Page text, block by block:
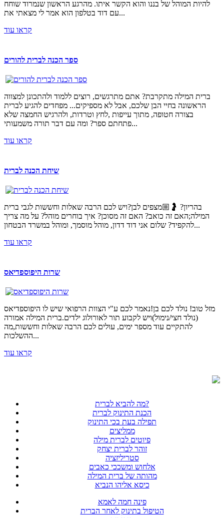
להיות המוהל של בננו והוא הקשר איתו. מהרגע הראשון שנמרוד שוחח
עם דוד בטלפון הוא אמר לי מצאתי את...
קראו עוד
ספר הכנה לברית להורים
ברית המילה מתקרבת? אתם מתרגשים, רוצים ללמוד ולהתכונן למצווה
הראשונה בחיי הבן שלכם, אבל לא מספיקים... מפחדים להגיע לברית
בצורה חטופה, מתוך עייפות ,לחץ וטרדות, ולהרגיש החמצה שלא
פתחתם ספר? ומה עם דבר תורה משמעותי...
קראו עוד
שיחת הכנה לברית
בהריון? 🤰🏼מצפים לבן?ויש לכם הרבה שאלות וחששות לגבי ברית
המילה;האם זה כואב? האם זה מסוכן? איך בוחרים מוהל? על מה צריך
להקפיד? שלום אני דוד דדון, מוהל מוסמך, ומוהל במשרד הבטחון...
קראו עוד
שרות היפוספדיאס
מזל טוב! נולד לכם בן!נאמר לכם ע"י הצוות הרפואי שיש לו היפוספדיאס
(נולד חצי/נימול)ויש לקבוע תור לאורולוג ילדים.ברית המילה אמורה
להתקיים עוד מספר ימים, עולים לכם הרבה שאלות וחששות,מה
ההשלכות...
קראו עוד
מה להביא לברית?
הכנת התינוק לברית
תפילה בעת בכי התינוק
ממליצים
פיוטים לברית מילה
זוהר לברית יצחק
סטריליזציה
אלחוש ומשככי כאבים
מהותה של ברית המילה
כיסא אליהו הנביא
פינה חמה לאמא
הטיפול בתינוק לאחר הברית